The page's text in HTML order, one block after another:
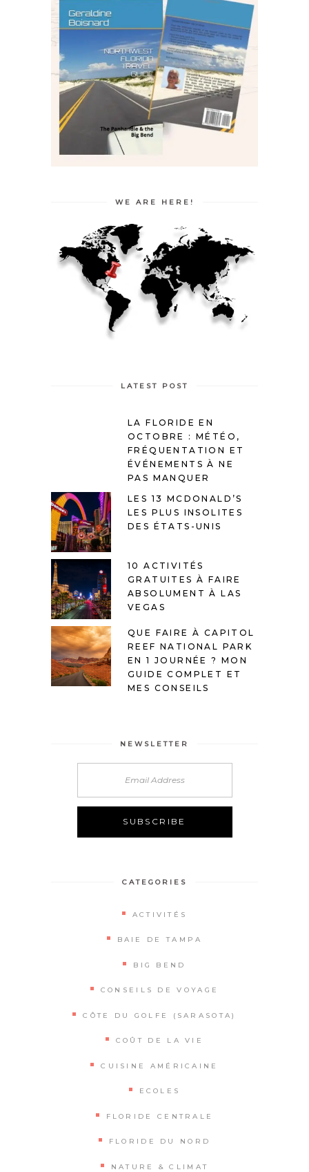
WE ARE HERE!
LATEST POST
LA FLORIDE EN
OCTOBRE : MÉTÉO,
FRÉQUENTATION ET
ÉVÉNEMENTS À NE
PAS MANQUER
LES 13 MCDONALD’S
LES PLUS INSOLITES
DES ÉTATS-UNIS
10 ACTIVITÉS
GRATUITES À FAIRE
ABSOLUMENT À LAS
VEGAS
QUE FAIRE À CAPITOL
REEF NATIONAL PARK
EN 1 JOURNÉE ? MON
GUIDE COMPLET ET
MES CONSEILS
NEWSLETTER
CATEGORIES
ACTIVITÉS
BAIE DE TAMPA
BIG BEND
CONSEILS DE VOYAGE
CÔTE DU GOLFE (SARASOTA)
COÛT DE LA VIE
CUISINE AMÉRICAINE
ECOLES
FLORIDE CENTRALE
FLORIDE DU NORD
NATURE & CLIMAT